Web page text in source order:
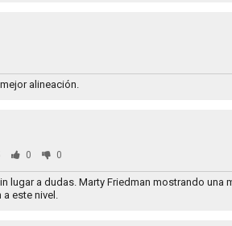
alineación.
0 0
lugar a dudas. Marty Friedman mostrando una
este nivel.